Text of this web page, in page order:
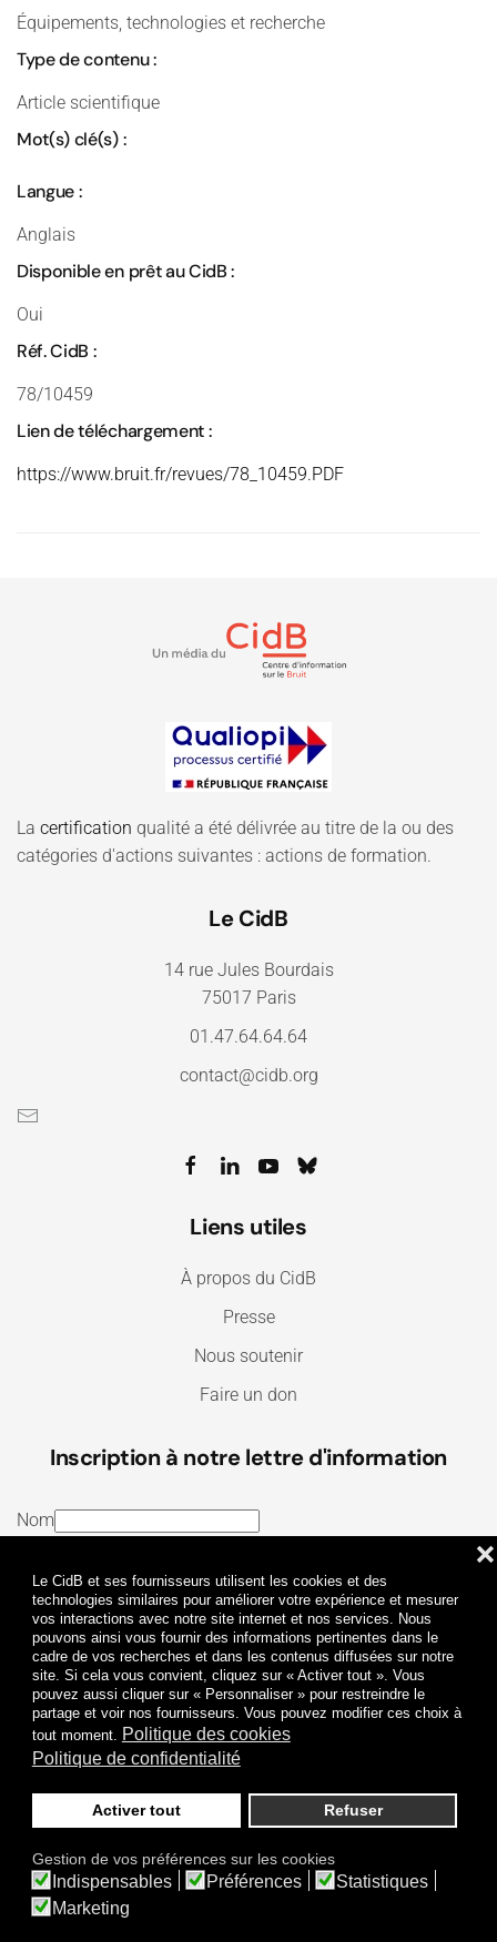
Le CidB et ses fournisseurs utilisent les cookies et des
technologies similaires pour améliorer votre expérience et mesurer
vos interactions avec notre site internet et nos services. Nous
pouvons ainsi vous fournir des informations pertinentes dans le
cadre de vos recherches et dans les contenus diffusées sur notre
site. Si cela vous convient, cliquez sur « Activer tout ». Vous
pouvez aussi cliquer sur « Personnaliser » pour restreindre le
partage et voir nos fournisseurs. Vous pouvez modifier ces choix à
tout moment. Politique des cookies
Politique de confidentialité
Activer tout Refuser
❌
Gestion de vos préférences sur les cookies
Indispensables Préférences
Statistiques
Marketing
Équipements, technologies et recherche
Type de contenu :
Article scientifique
Mot(s) clé(s) :
Langue :
Anglais
Disponible en prêt au CidB :
Oui
Réf. CidB :
78/10459
Lien de téléchargement :
https://www.bruit.fr/revues/78_10459.PDF
La certification qualité a été délivrée au titre de la ou des
catégories d'actions suivantes : actions de formation.
Le CidB
14 rue Jules Bourdais
75017 Paris
01.47.64.64.64
contact@cidb.org
Liens utiles
À propos du CidB
Presse
Nous soutenir
Faire un don
Inscription à notre lettre d'information
Nom
J’ai lu et j’accepte lesTermes et conditionset la
Politique de confidentialité
Je m'abonne
© 2009-2026 CidB. Tous droits réservés.